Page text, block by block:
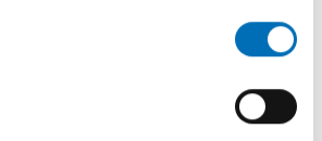
och dess funktioner. Vi respekterar
kan välja vilka ytterligare cookies
vill acceptera. Klicka på de olika